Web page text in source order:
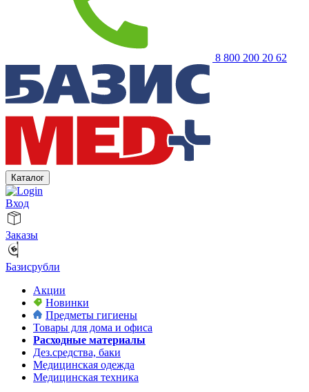
8 800 200 20 62
Каталог
Вход
Заказы
Базисрубли
Акции
Новинки
Предметы гигиены
Товары для дома и офиса
Расходные материалы
Дез.средства, баки
Медицинская одежда
Медицинская техника